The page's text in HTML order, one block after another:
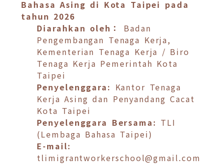
Bahasa Asing di Kota Taipei pada
tahun 2026
Diarahkan oleh ：
Badan
Pengembangan Tenaga Kerja,
Kementerian Tenaga Kerja / Biro
Tenaga Kerja Pemerintah Kota
Taipei
Penyelenggara: Kantor Tenaga
Kerja Asing dan Penyandang Cacat
Kota Taipei
Penyelenggara Bersama: TLI
(Lembaga Bahasa Taipei)
E-mail:
tlimigrantworkerschool@gmail.com